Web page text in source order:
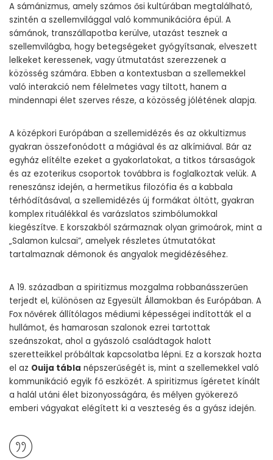
A sámánizmus, amely számos ősi kultúrában megtalálható,
szintén a szellemvilággal való kommunikációra épül. A
sámánok, transzállapotba kerülve, utazást tesznek a
szellemvilágba, hogy betegségeket gyógyítsanak, elveszett
lelkeket keressenek, vagy útmutatást szerezzenek a
közösség számára. Ebben a kontextusban a szellemekkel
való interakció nem félelmetes vagy tiltott, hanem a
mindennapi élet szerves része, a közösség jólétének alapja.
A középkori Európában a szellemidézés és az okkultizmus
gyakran összefonódott a mágiával és az alkímiával. Bár az
egyház elítélte ezeket a gyakorlatokat, a titkos társaságok
és az ezoterikus csoportok továbbra is foglalkoztak velük. A
reneszánsz idején, a hermetikus filozófia és a kabbala
térhódításával, a szellemidézés új formákat öltött, gyakran
komplex rituálékkal és varázslatos szimbólumokkal
kiegészítve. E korszakból származnak olyan grimoárok, mint a
„Salamon kulcsai”, amelyek részletes útmutatókat
tartalmaznak démonok és angyalok megidézéséhez.
A 19. században a spiritizmus mozgalma robbanásszerűen
terjedt el, különösen az Egyesült Államokban és Európában. A
Fox nővérek állítólagos médiumi képességei indították el a
hullámot, és hamarosan szalonok ezrei tartottak
szeánszokat, ahol a gyászoló családtagok halott
szeretteikkel próbáltak kapcsolatba lépni. Ez a korszak hozta
el az Ouija tábla népszerűségét is, mint a szellemekkel való
kommunikáció egyik fő eszközét. A spiritizmus ígéretet kínált
a halál utáni élet bizonyosságára, és mélyen gyökerező
emberi vágyakat elégített ki a veszteség és a gyász idején.